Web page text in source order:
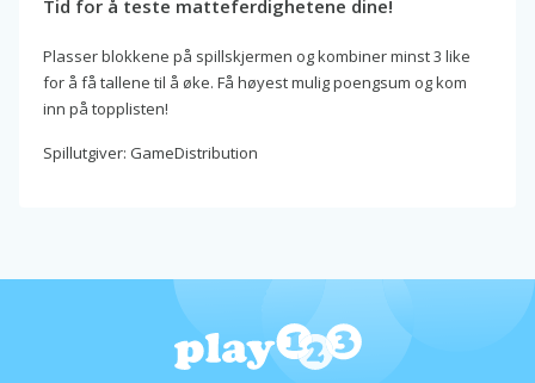
Tid for å teste matteferdighetene dine!
Plasser blokkene på spillskjermen og kombiner minst 3 like
for å få tallene til å øke. Få høyest mulig poengsum og kom
inn på topplisten!
Spillutgiver: GameDistribution